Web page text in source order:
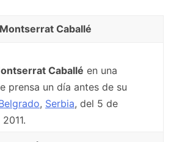
Montserrat Caballé
Caballé en una
prensa un día antes de su
, Serbia, del 5 de